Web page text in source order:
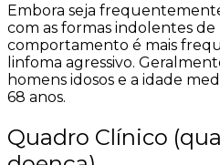
Embora seja
com as formas indolentes de
comportamento é mais
linfoma agressivo.
homens idosos e a idade
68 anos.
Quadro Clínico